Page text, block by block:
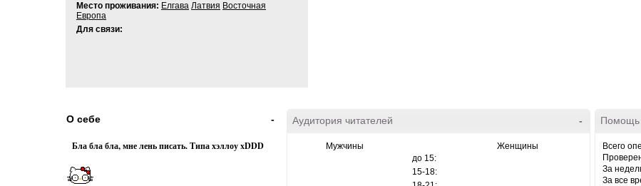
Место проживания: Елгава Латвия Восточная
Европа
Для связи:
-
О себе
Бла бла бла, мне лень писать. Типа хэллоу xDDD
-
Аудитория читателей
Мужчины
Женщины
до 15:
15-18:
Помощь
Всего
За
За все